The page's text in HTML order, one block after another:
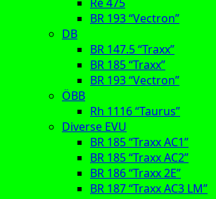
BR 193 “Vectron”
DB
BR 147.5 “Traxx”
BR 185 “Traxx”
BR 193 “Vectron”
ÖBB
Rh 1116 “Taurus”
Diverse EVU
BR 185 “Traxx AC1”
BR 185 “Traxx AC2”
BR 186 “Traxx 2E”
BR 187 “Traxx AC3 LM”